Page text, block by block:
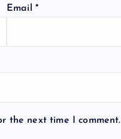
Email *
the next time I comment.